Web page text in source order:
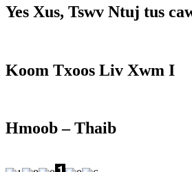
Yes Xus, Tswv Ntuj tus
Koom Txoos Liv Xwm I
Hmoob – Thaib